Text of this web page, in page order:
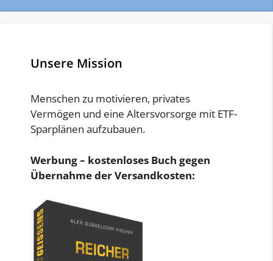
Unsere Mission
Menschen zu motivieren, privates
Vermögen und eine Altersvorsorge mit ETF-
Sparplänen aufzubauen.
Werbung – kostenloses Buch gegen
Übernahme der Versandkosten: